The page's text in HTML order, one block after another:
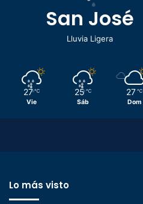
San José
Lluvia Ligera
27 ℃
Vie
25 ℃
Sáb
27 ℃
Dom
Lo más visto